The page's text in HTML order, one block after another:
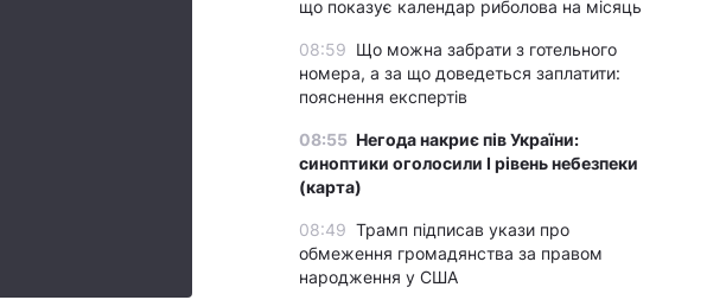
що показує календар риболова на місяць
08:59 Що можна забрати з готельного
номера, а за що доведеться заплатити:
пояснення експертів
08:55 Негода накриє пів України:
синоптики оголосили І рівень небезпеки
(карта)
08:49 Трамп підписав укази про
обмеження громадянства за правом
народження у США